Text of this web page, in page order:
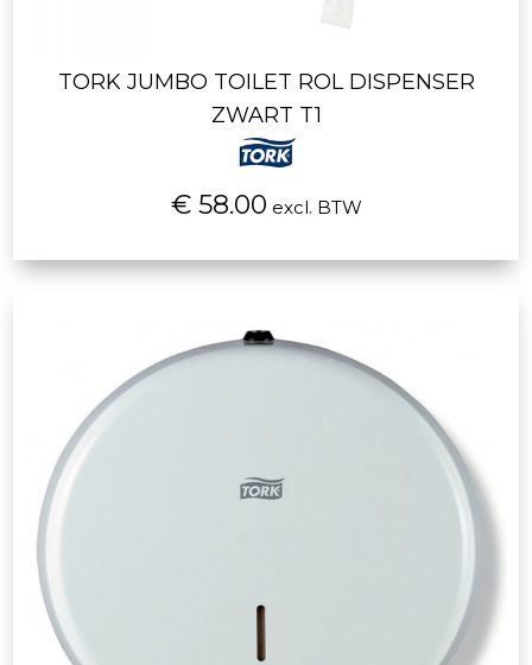
TORK JUMBO TOILET ROL DISPENSER
ZWART T1
€ 58.00 excl. BTW